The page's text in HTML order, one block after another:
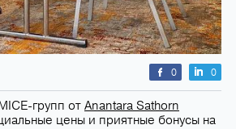
0 0
групп отAnantara Sathorn
цены и приятные бонусы на